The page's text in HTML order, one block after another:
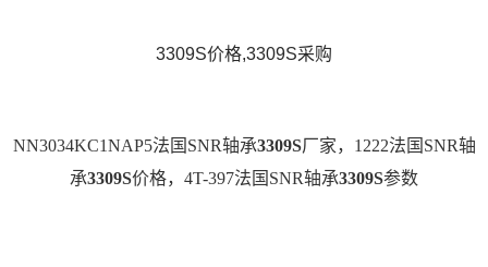
3309S价格,3309S采购
NN3034KC1NAP5法国SNR轴承3309S厂家，1222法国SNR轴
承3309S价格，4T-397法国SNR轴承3309S参数